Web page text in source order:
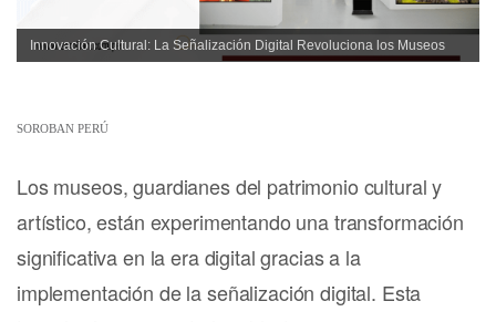
Innovación Cultural: La Señalización Digital Revoluciona los Museos
SOROBAN PERÚ
Los museos, guardianes del patrimonio cultural y
artístico, están experimentando una transformación
significativa en la era digital gracias a la
implementación de la señalización digital. Esta